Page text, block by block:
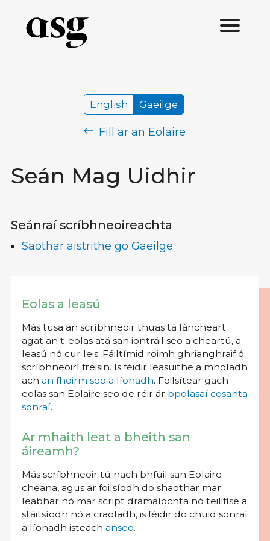
Seán Mag Uidhir
English Gaeilge
Fill ar an Eolaire
Seánraí scríbhneoireachta
Saothar aistrithe go Gaeilge
Eolas a leasú
Más tusa an scríbhneoir thuas tá láncheart
agat an t-eolas atá san iontráil seo a cheartú, a
leasú nó cur leis. Fáiltímid roimh ghrianghraif ó
scríbhneoirí freisin. Is féidir leasuithe a mholadh
ach an fhoirm seo a líonadh. Foilsítear gach
eolas san Eolaire seo de réir ár bpolasaí cosanta
sonraí.
Ar mhaith leat a bheith san
áireamh?
Más scríbhneoir tú nach bhfuil san Eolaire
cheana, agus ar foilsíodh do shaothar mar
leabhar nó mar script drámaíochta nó teilifíse a
stáitsíodh nó a craoladh, is féidir do chuid sonraí
a líonadh isteach anseo.